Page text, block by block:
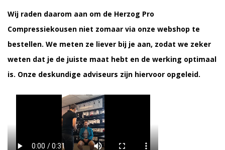
Wij raden daarom aan om de Herzog Pro
Compressiekousen niet zomaar via onze webshop te
bestellen. We meten ze liever bij je aan, zodat we zeker
weten dat je de juiste maat hebt en de werking optimaal
is. Onze deskundige adviseurs zijn hiervoor opgeleid.